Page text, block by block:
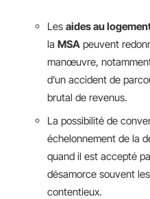
Les aides au
la MSA peuvent
manœuvre,
d’un accident de
brutal de revenus.
La possibilité de
échelonnement de la
quand il est accepté
désamorce souvent
contentieux.